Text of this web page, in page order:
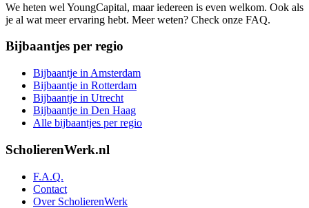
We heten wel YoungCapital, maar iedereen is even welkom. Ook als
je al wat meer ervaring hebt. Meer weten? Check onze FAQ.
Bijbaantjes per regio
Bijbaantje in Amsterdam
Bijbaantje in Rotterdam
Bijbaantje in Utrecht
Bijbaantje in Den Haag
Alle bijbaantjes per regio
ScholierenWerk.nl
F.A.Q.
Contact
Over ScholierenWerk